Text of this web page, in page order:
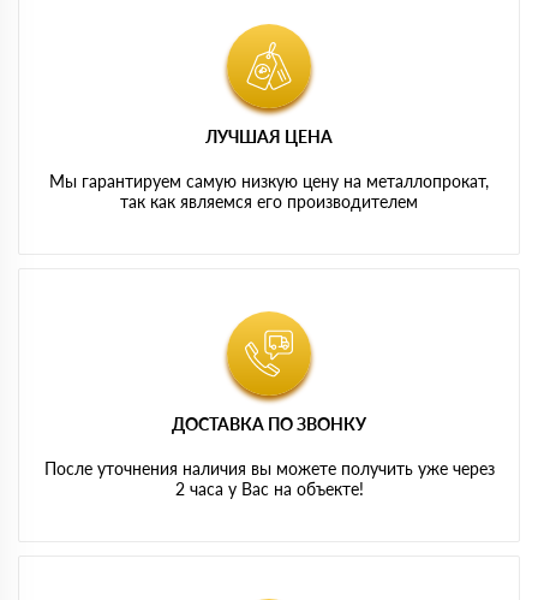
ЛУЧШАЯ ЦЕНА
Мы гарантируем самую низкую цену на металлопрокат,
так как являемся его производителем
ДОСТАВКА ПО ЗВОНКУ
После уточнения наличия вы можете получить уже через
2 часа у Вас на объекте!